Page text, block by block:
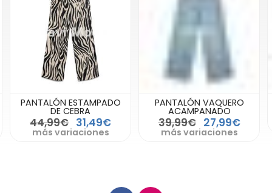
PANTALÓN ESTAMPADO
DE CEBRA
44,99€ 31,49€
más variaciones
PANTALÓN VAQUERO
ACAMPANADO
39,99€ 27,99€
más variaciones